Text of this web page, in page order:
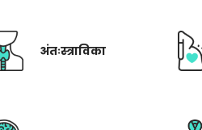
अंतःस्त्राविका